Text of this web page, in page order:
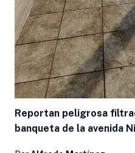
Reportan peligrosa
banqueta de la avenida